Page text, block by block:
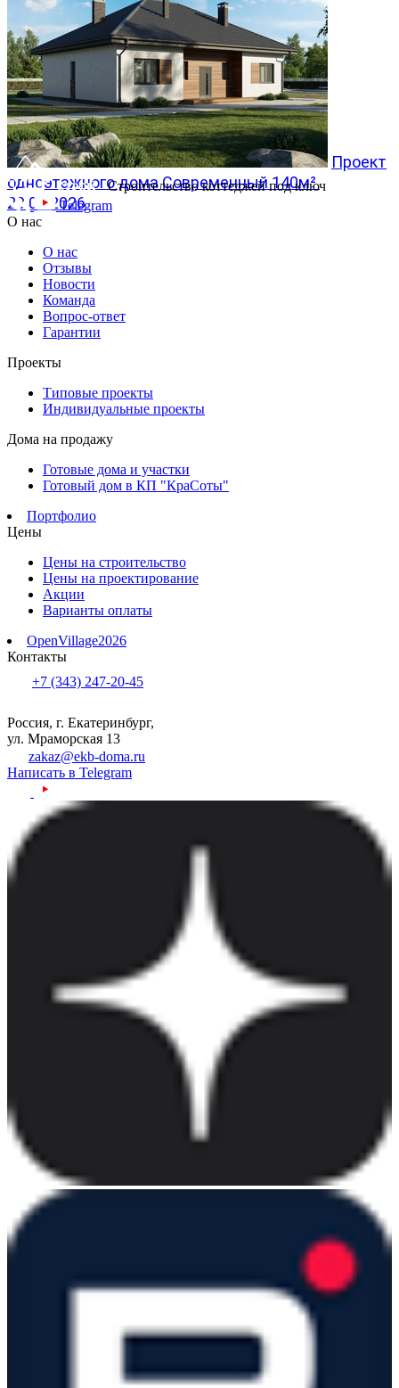
Проект
одноэтажного дома Современный 140м²
20.07.2026
Строительство коттеджей под ключ
Telegram
О нас
О нас
Отзывы
Новости
Команда
Вопрос-ответ
Гарантии
Проекты
Типовые проекты
Индивидуальные проекты
Дома на продажу
Готовые дома и участки
Готовый дом в КП "КраСоты"
Портфолио
Цены
Цены на строительство
Цены на проектирование
Акции
Варианты оплаты
OpenVillage2026
Контакты
+7 (343) 247-20-45
Россия, г. Екатеринбург,
ул. Мраморская 13
zakaz@ekb-doma.ru
Написать в Telegram